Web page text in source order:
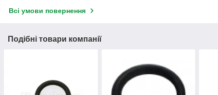
Всі умови повернення
Подібні товари компанії